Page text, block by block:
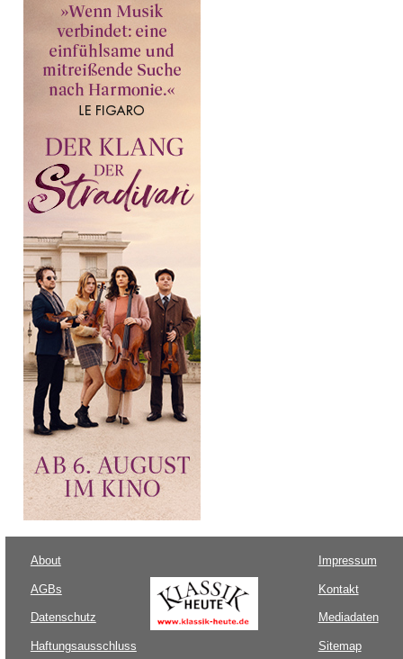
About
AGBs
Datenschutz
Haftungsausschluss
Impressum
Kontakt
Mediadaten
Sitemap